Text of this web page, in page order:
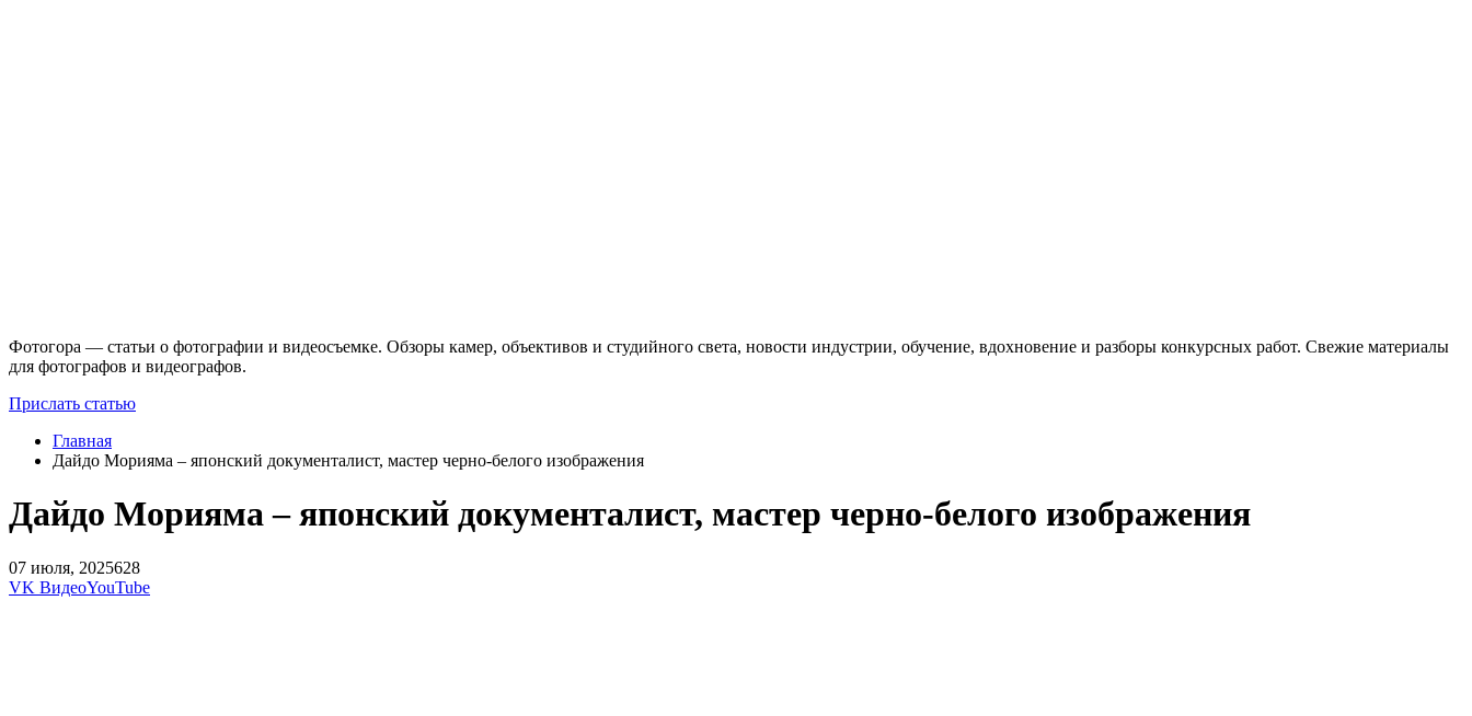
Фотогора — статьи о фотографии и видеосъемке. Обзоры камер, объективов и студийного света, новости индустрии, обучение, вдохновение и разборы конкурсных работ. Свежие материалы
для фотографов и видеографов.
Прислать статью
Главная
Дайдо Морияма – японский документалист, мастер черно-белого изображения
Дайдо Морияма – японский документалист, мастер черно-белого изображения
07 июля, 2025628
VK ВидеоYouTube